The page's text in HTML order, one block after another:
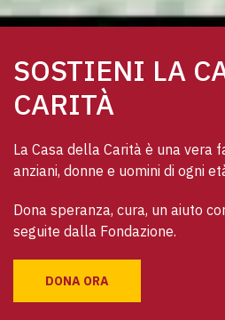
SOSTIENI LA
CARITÀ
La Casa della Carità è una vera
anziani, donne e uomini di ogni
Dona speranza, cura, un aiuto
seguite dalla Fondazione.
DONA ORA